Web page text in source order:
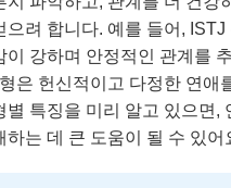
으려 합니다. 예를 들어,
이 강하며 안정적인 관계를
은 헌신적이고 다정한 연애
별 특징을 미리 알고 있으면,
하는 데 큰 도움이 될 수 있어